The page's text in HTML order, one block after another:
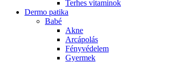
Terhes vitaminok
Dermo patika
Babé
Akne
Arcápolás
Fényvédelem
Gyermek